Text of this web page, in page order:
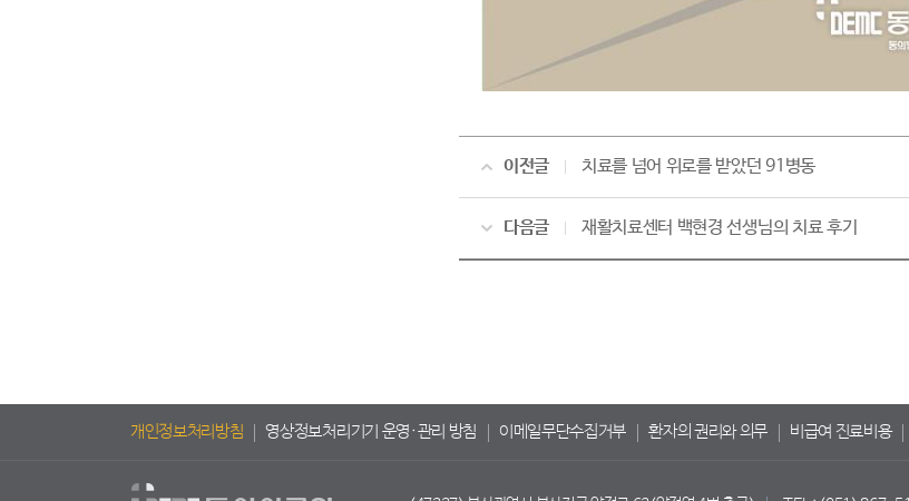
이전글 치료를 넘어 위로를 받았던 91병동
다음글 재활치료센터 백현경 선생님의 치료 후기
개인정보처리방침 영상정보처리기기 운영·관리 방침 이메일무단수집거부 환자의 권리와 의무 비급여 진료비용